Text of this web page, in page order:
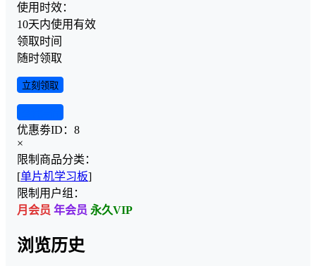
使用时效：
10天内使用有效
领取时间
随时领取
立刻领取
优惠劵ID： 8
×
限制商品分类：
[单片机学习板]
限制用户组：
月会员 年会员 永久VIP
浏览历史